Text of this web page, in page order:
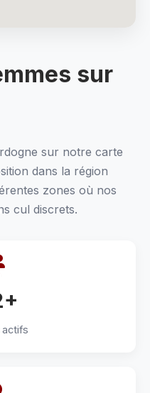
sur
sur notre carte
dans la région
zones où nos
cul discrets.